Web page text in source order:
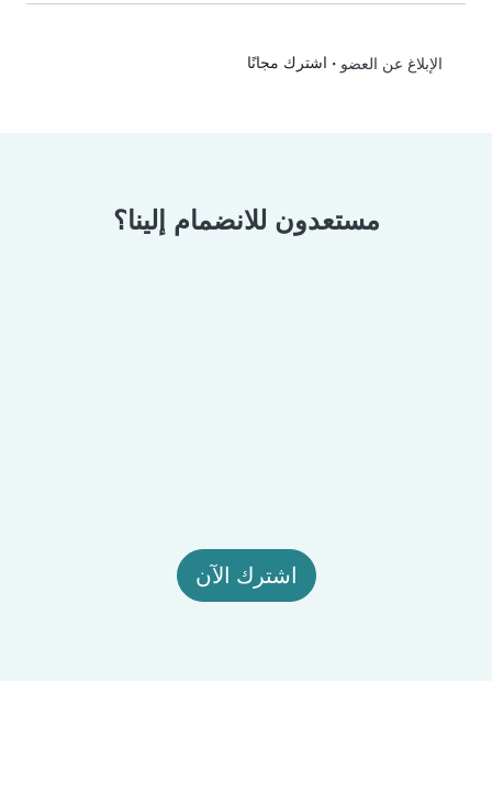
الإبلاغ عن العضو • اشترك مجانًا
مستعدون للانضمام إلينا؟
اشترك الآن